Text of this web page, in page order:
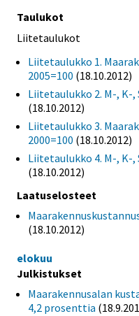
Taulukot
Liitetaulukot
Liitetaulukko 1.
2005=100 (18.10.2012)
Liitetaulukko 2. M-, K-,
(18.10.2012)
Liitetaulukko 3.
2000=100 (18.10.2012)
Liitetaulukko 4. M-, K-,
(18.10.2012)
Laatuselosteet
(18.10.2012)
elokuu
Julkistukset
Maarakennusalan
4,2 prosenttia